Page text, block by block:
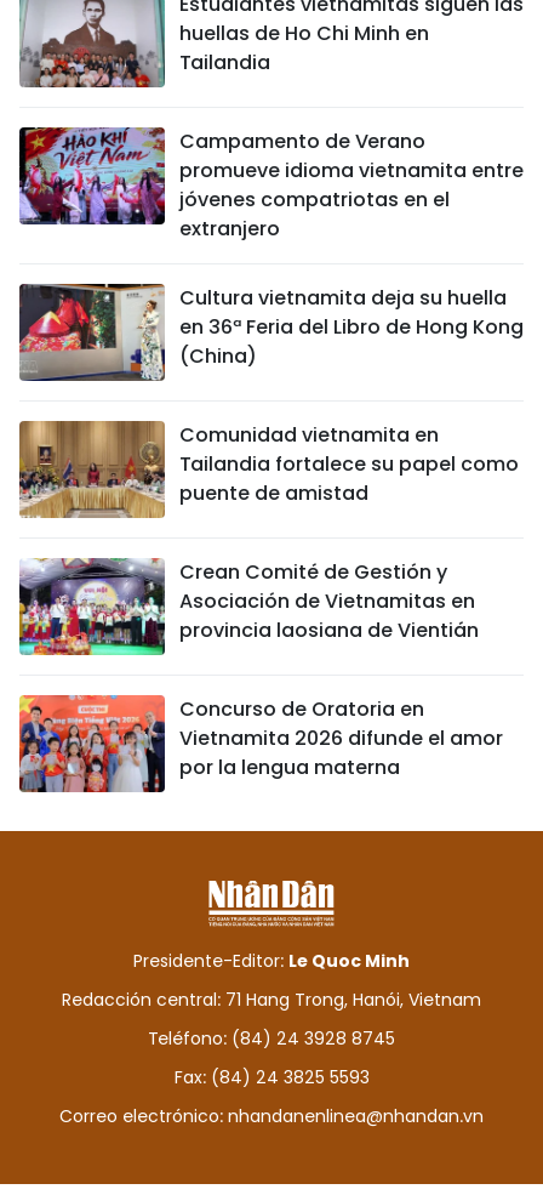
huellas de Ho Chi Minh en
Tailandia
Campamento de Verano
promueve idioma vietnamita entre
jóvenes compatriotas en el
extranjero
Cultura vietnamita deja su huella
en 36ª Feria del Libro de Hong Kong
(China)
Comunidad vietnamita en
Tailandia fortalece su papel como
puente de amistad
Crean Comité de Gestión y
Asociación de Vietnamitas en
provincia laosiana de Vientián
Concurso de Oratoria en
Vietnamita 2026 difunde el amor
por la lengua materna
Presidente-Editor: Le Quoc Minh
Redacción central: 71 Hang Trong, Hanói, Vietnam
Teléfono: (84) 24 3928 8745
Fax: (84) 24 3825 5593
Correo electrónico: nhandanenlinea@nhandan.vn